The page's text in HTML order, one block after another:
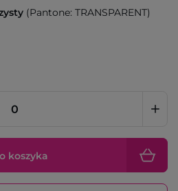
(Pantone: TRANSPARENT)
koszyka